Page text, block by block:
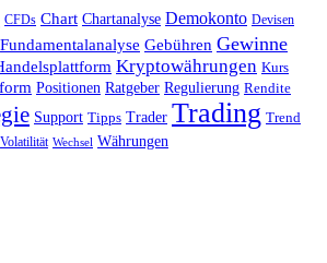
CFDs Chart Chartanalyse Demokonto Devisen
Fundamentalanalyse Gebühren Gewinne
Kryptowährungen Kurs
Positionen Ratgeber Regulierung Rendite
Support Tipps Trader Trading Trend
Volatilität Wechsel Währungen